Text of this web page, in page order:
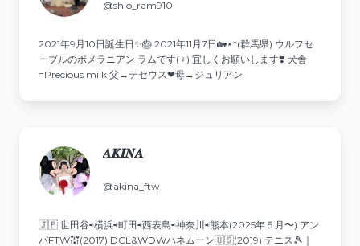
@shio_ram910
2021年9月10日誕生日✨️🎂 2021年11月7日🏡⋆*(群馬県) ウルフセ
ーブルのポメラニアン ラムです(♀) 宜しくお願いします❣️ 犬舎
=Precious milk 父→テセウス❤︎母→ジュリアン
𝑨‌𝑲‌𝑰‌𝑵‌𝑨
@akina_ftw
🇯🇵 世田谷⇨横浜⇨町田⇨西表島⇨神奈川⇨熊本(2025年５月〜) アン
バFTW💒(2017) DCL&WDWハネムーン🇺🇸(2019) テニス🎾｜